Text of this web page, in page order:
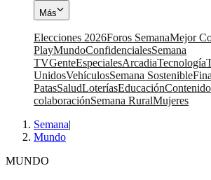
Más
Elecciones 2026Foros SemanaMejor
PlayMundoConfidencialesSemana
TVGenteEspecialesArcadiaTecnología
UnidosVehículosSemana Sostenible
PatasSaludLoteríasEducación
colaboraciónSemana RuralMujeres
Semana|
Mundo
MUNDO